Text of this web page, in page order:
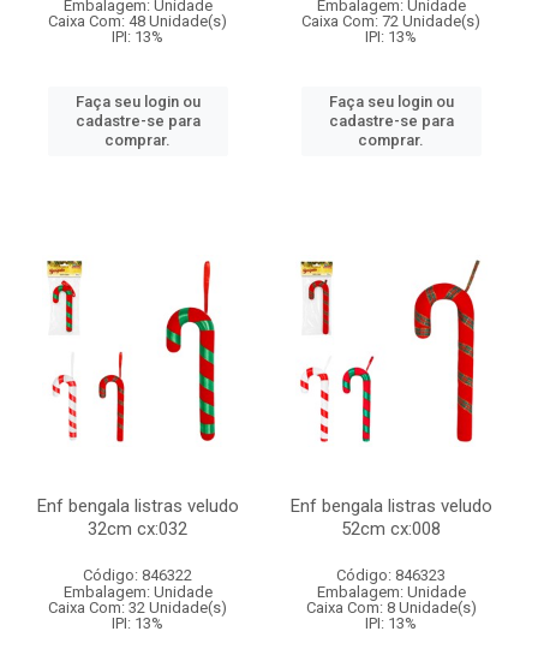
Embalagem: Unidade
Caixa Com: 48 Unidade(s)
IPI: 13%
Faça seu login ou
cadastre-se para
comprar.
Embalagem: Unidade
Caixa Com: 72 Unidade(s)
IPI: 13%
Faça seu login ou
cadastre-se para
comprar.
Enf bengala listras veludo
32cm cx:032
Código: 846322
Embalagem: Unidade
Caixa Com: 32 Unidade(s)
IPI: 13%
Enf bengala listras veludo
52cm cx:008
Código: 846323
Embalagem: Unidade
Caixa Com: 8 Unidade(s)
IPI: 13%